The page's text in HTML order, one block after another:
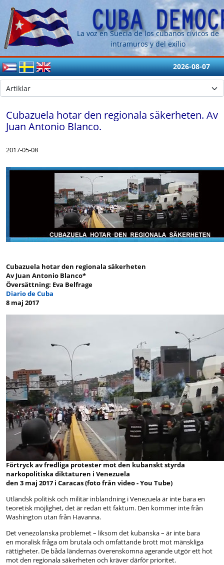
La voz en Suecia de los cubanos cívicos de
intramuros y del exílio
2026-08-07
Cubazuela hotar den regionala säkerheten. Av
Juan Antonio Blanco.
2017-05-08
Cubazuela hotar den regionala säkerheten
Av Juan Antonio Blanco*
Översättning: Eva Belfrage
Diario de Cuba
8 maj 2017
Förtryck av fredliga protester mot den kubanskt styrda
narkopolitiska diktaturen i Venezuela
den 3 maj 2017 i Caracas (foto från video - You Tube)
Utländsk politisk och militär inblandning i Venezuela är inte bara en
teoretisk möjlighet, det är redan ett faktum. Den kommer inte från
Washington utan från Havanna.
Det venezolanska problemet – liksom det kubanska – är inte bara
en moralisk fråga om brutala och omfattande brott mot mänskliga
rättigheter. De båda ländernas överenskomna agerande utgör ett hot
mot den regionala säkerheten och kräver därför prioritet.